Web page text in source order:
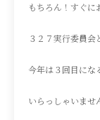
もちろん！すぐに
３２７実行委員会
今年は３回目にな
いらっしゃいませ